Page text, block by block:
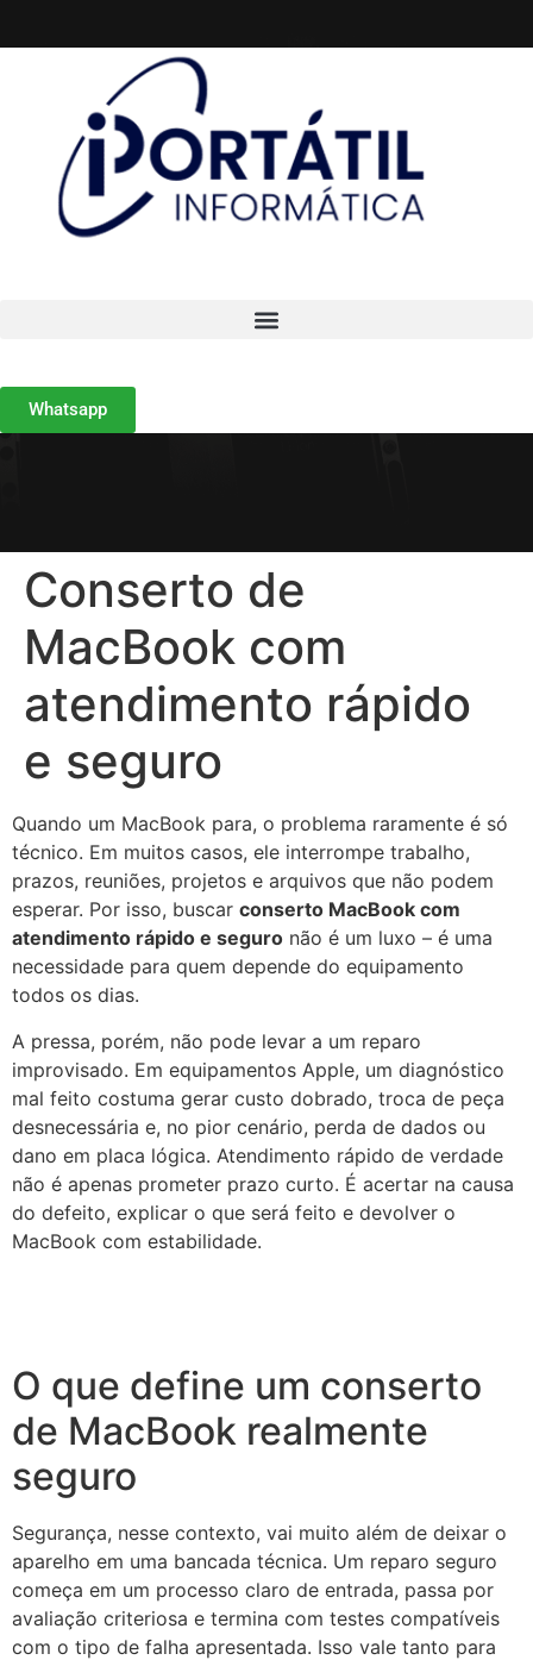
Whatsapp
Conserto de
MacBook com
atendimento rápido
e seguro
Quando um MacBook para, o problema raramente é só
técnico. Em muitos casos, ele interrompe trabalho,
prazos, reuniões, projetos e arquivos que não podem
esperar. Por isso, buscar conserto MacBook com
atendimento rápido e seguro não é um luxo – é uma
necessidade para quem depende do equipamento
todos os dias.
A pressa, porém, não pode levar a um reparo
improvisado. Em equipamentos Apple, um diagnóstico
mal feito costuma gerar custo dobrado, troca de peça
desnecessária e, no pior cenário, perda de dados ou
dano em placa lógica. Atendimento rápido de verdade
não é apenas prometer prazo curto. É acertar na causa
do defeito, explicar o que será feito e devolver o
MacBook com estabilidade.
O que define um conserto
de MacBook realmente
seguro
Segurança, nesse contexto, vai muito além de deixar o
aparelho em uma bancada técnica. Um reparo seguro
começa em um processo claro de entrada, passa por
avaliação criteriosa e termina com testes compatíveis
com o tipo de falha apresentada. Isso vale tanto para